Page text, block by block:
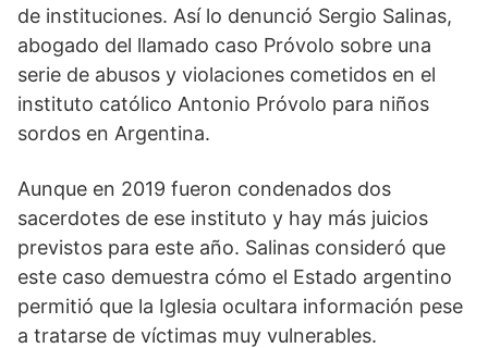
de instituciones. Así lo denunció Sergio Salinas,
abogado del llamado caso Próvolo sobre una
serie de abusos y violaciones cometidos en el
instituto católico Antonio Próvolo para niños
sordos en Argentina.
Aunque en 2019 fueron condenados dos
sacerdotes de ese instituto y hay más juicios
previstos para este año. Salinas consideró que
este caso demuestra cómo el Estado argentino
permitió que la Iglesia ocultara información pese
a tratarse de víctimas muy vulnerables.